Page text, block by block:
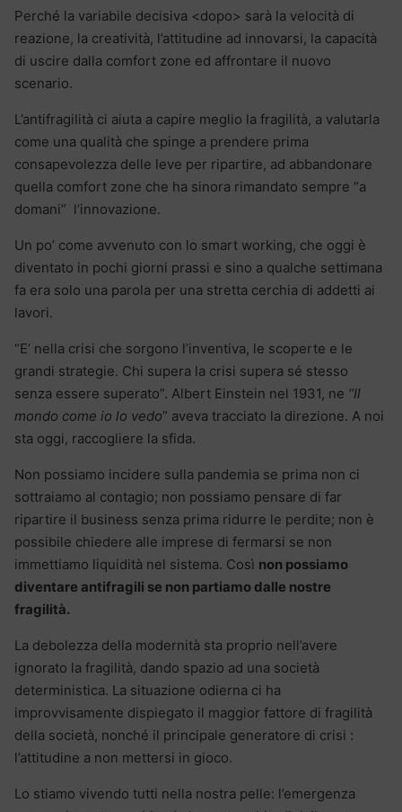
Perché la variabile decisiva <dopo> sarà la velocità di
reazione, la creatività, l’attitudine ad innovarsi, la capacità
di uscire dalla comfort zone ed affrontare il nuovo
scenario.
L’antifragilità ci aiuta a capire meglio la fragilità, a valutarla
come una qualità che spinge a prendere prima
consapevolezza delle leve per ripartire, ad abbandonare
quella comfort zone che ha sinora rimandato sempre “a
domani” l’innovazione.
Un po’ come avvenuto con lo smart working, che oggi è
diventato in pochi giorni prassi e sino a qualche settimana
fa era solo una parola per una stretta cerchia di addetti ai
lavori.
“E’ nella crisi che sorgono l’inventiva, le scoperte e le
grandi strategie. Chi supera la crisi supera sé stesso
senza essere superato”. Albert Einstein nel 1931, ne “Il
mondo come io lo vedo” aveva tracciato la direzione. A noi
sta oggi, raccogliere la sfida.
Non possiamo incidere sulla pandemia se prima non ci
sottraiamo al contagio; non possiamo pensare di far
ripartire il business senza prima ridurre le perdite; non è
possibile chiedere alle imprese di fermarsi se non
immettiamo liquidità nel sistema. Così non possiamo
diventare antifragili se non partiamo dalle nostre
fragilità.
La debolezza della modernità sta proprio nell’avere
ignorato la fragilità, dando spazio ad una società
deterministica. La situazione odierna ci ha
improvvisamente dispiegato il maggior fattore di fragilità
della società, nonché il principale generatore di crisi :
l’attitudine a non mettersi in gioco.
Lo stiamo vivendo tutti nella nostra pelle: l’emergenza